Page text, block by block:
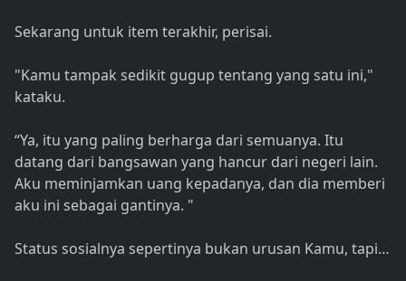
Sekarang untuk item terakhir, perisai.
"Kamu tampak sedikit gugup tentang yang satu ini,"
kataku.
“Ya, itu yang paling berharga dari semuanya. Itu
datang dari bangsawan yang hancur dari negeri lain.
Aku meminjamkan uang kepadanya, dan dia memberi
aku ini sebagai gantinya. "
Status sosialnya sepertinya bukan urusan Kamu, tapi…